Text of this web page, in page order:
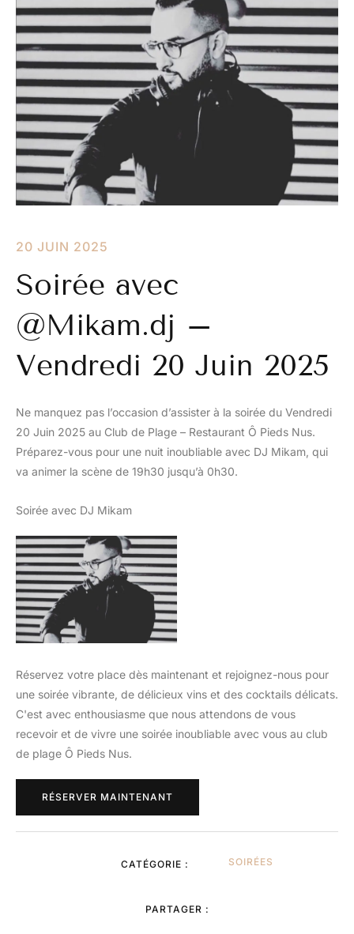
20 JUIN 2025
Soirée avec
@Mikam.dj –
Vendredi 20 Juin 2025
Ne manquez pas l’occasion d’assister à la soirée du Vendredi
20 Juin 2025 au Club de Plage – Restaurant Ô Pieds Nus.
Préparez-vous pour une nuit inoubliable avec DJ Mikam, qui
va animer la scène de 19h30 jusqu’à 0h30.
Soirée avec DJ Mikam
Réservez votre place dès maintenant et rejoignez-nous pour
une soirée vibrante, de délicieux vins et des cocktails délicats.
C'est avec enthousiasme que nous attendons de vous
recevoir et de vivre une soirée inoubliable avec vous au club
de plage Ô Pieds Nus.
RÉSERVER MAINTENANT
CATÉGORIE : SOIRÉES
PARTAGER :